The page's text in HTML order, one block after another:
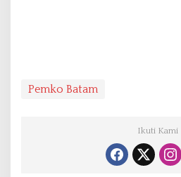
Pemko Batam
Ikuti Kami